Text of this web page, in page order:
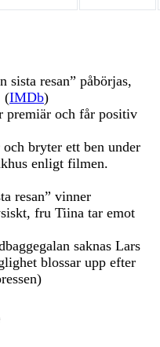
sista resan” påbörjas,
(IMDb)
premiär och får positiv
bryter ett ben under
enligt filmen.
resan” vinner
fru Tiina tar emot
saknas Lars
blossar upp efter